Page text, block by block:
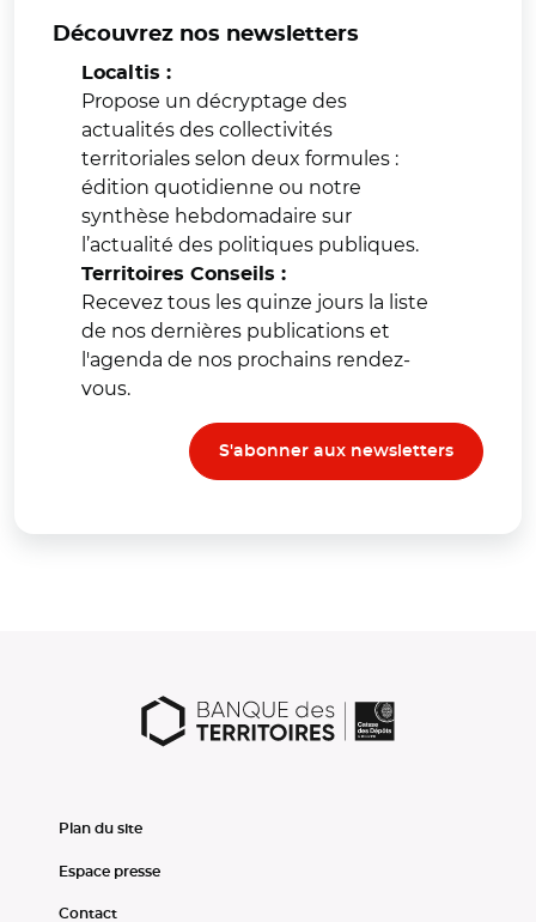
Découvrez nos newsletters
Localtis :
Propose un décryptage des
actualités des collectivités
territoriales selon deux formules :
édition quotidienne ou notre
synthèse hebdomadaire sur
l’actualité des politiques publiques.
Territoires Conseils :
Recevez tous les quinze jours la liste
de nos dernières publications et
l'agenda de nos prochains rendez-
vous.
S'abonner aux newsletters
Plan du site
Espace presse
Contact